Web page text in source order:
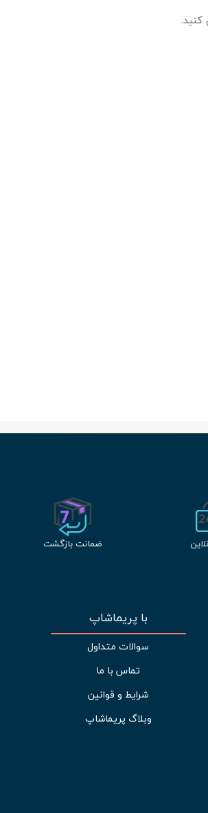
کنید.
ضمانت بازگشت
با پریماشاپ
سوالات متداول
تماس با ما
شرایط و قوانین
وبلاگ پریماشاپ